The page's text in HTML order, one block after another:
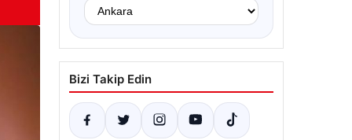
Bizi Takip Edin